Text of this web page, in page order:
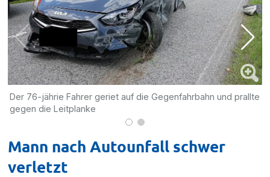
Der 76-jährie Fahrer geriet auf die Gegenfahrbahn und prallte
gegen die Leitplanke
Mann nach Autounfall schwer
verletzt